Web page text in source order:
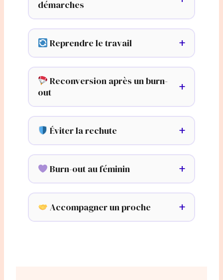
démarches
Reprendre le travail
Reconversion après un burn-
out
Éviter la rechute
Burn-out au féminin
Accompagner un proche